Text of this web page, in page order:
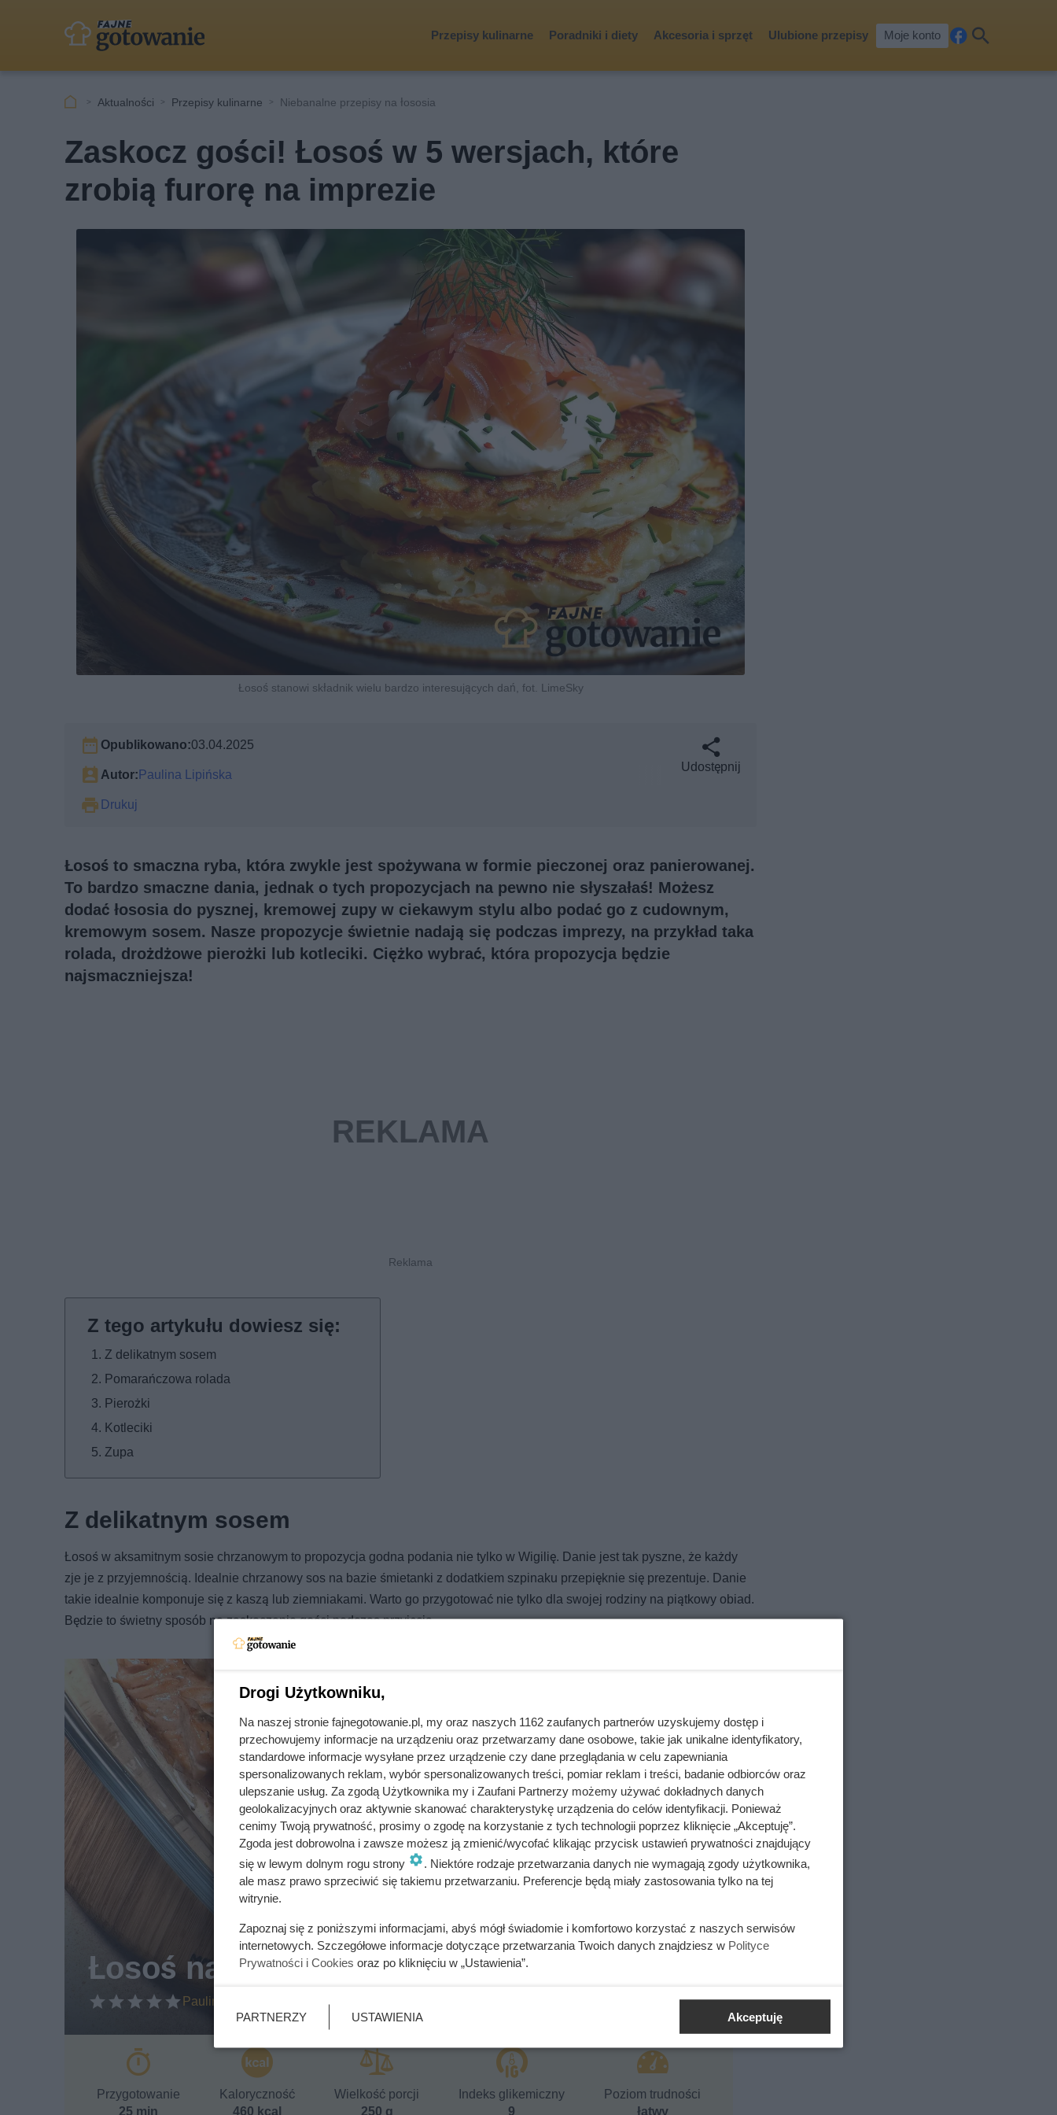
Przepisy kulinarne Poradniki i diety Akcesoria i sprzęt Ulubione przepisy Moje konto
cebkaj
Aktualności Przepisy kulinarne Niebanalne przepisy na łososia
Zaskocz gości! Łosoś w 5 wersjach, które
zrobią furorę na imprezie
Łosoś stanowi składnik wielu bardzo interesujących dań, fot. LimeSky
Opublikowano:03.04.2025
Autor:Paulina Lipińska
Drukuj
Udostępnij
Łosoś to smaczna ryba, która zwykle jest spożywana w formie pieczonej oraz panierowanej.
To bardzo smaczne dania, jednak o tych propozycjach na pewno nie słyszałaś! Możesz
dodać łososia do pysznej, kremowej zupy w ciekawym stylu albo podać go z cudownym,
kremowym sosem. Nasze propozycje świetnie nadają się podczas imprezy, na przykład taka
rolada, drożdżowe pierożki lub kotleciki. Ciężko wybrać, która propozycja będzie
najsmaczniejsza!
Z delikatnym sosem
Pomarańczowa rolada
Pierożki
Kotleciki
Zupa
Z delikatnym sosem
Łosoś w aksamitnym sosie chrzanowym to propozycja godna podania nie tylko w Wigilię. Danie jest tak pyszne, że każdy
zje je z przyjemnością. Idealnie chrzanowy sos na bazie śmietanki z dodatkiem szpinaku przepięknie się prezentuje. Danie
takie idealnie komponuje się z kaszą lub ziemniakami. Warto go przygotować nie tylko dla swojej rodziny na piątkowy obiad.
Będzie to świetny sposób na zaskoczenie gości podczas przyjęcia.
Łosoś na wigilię w sosie chrzanowym
Paulina Lipińska
Przygotowanie
25 min
Kaloryczność
460 kcal
Wielkość porcji
250 g
Indeks glikemiczny
9
Poziom trudności
łatwy
Drogi Użytkowniku,
Na naszej stronie fajnegotowanie.pl, my oraz naszych 1162 zaufanych partnerów uzyskujemy dostęp i
przechowujemy informacje na urządzeniu oraz przetwarzamy dane osobowe, takie jak unikalne identyfikatory,
standardowe informacje wysyłane przez urządzenie czy dane przeglądania w celu zapewniania
spersonalizowanych reklam, wybór spersonalizowanych treści, pomiar reklam i treści, badanie odbiorców oraz
ulepszanie usług. Za zgodą Użytkownika my i Zaufani Partnerzy możemy używać dokładnych danych
geolokalizacyjnych oraz aktywnie skanować charakterystykę urządzenia do celów identyfikacji. Ponieważ
cenimy Twoją prywatność, prosimy o zgodę na korzystanie z tych technologii poprzez kliknięcie „Akceptuję”.
Zgoda jest dobrowolna i zawsze możesz ją zmienić/wycofać klikając przycisk ustawień prywatności znajdujący
się w lewym dolnym rogu strony
. Niektóre rodzaje przetwarzania danych nie wymagają zgody użytkownika,
ale masz prawo sprzeciwić się takiemu przetwarzaniu. Preferencje będą miały zastosowania tylko na tej
witrynie.
Zapoznaj się z poniższymi informacjami, abyś mógł świadomie i komfortowo korzystać z naszych serwisów
internetowych. Szczegółowe informacje dotyczące przetwarzania Twoich danych znajdziesz w Polityce
Prywatności i Cookies oraz po kliknięciu w „Ustawienia”.
PARTNERZY USTAWIENIA Akceptuję